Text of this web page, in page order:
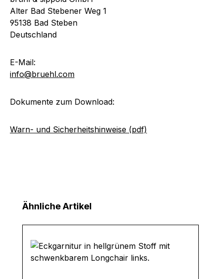
Alter Bad Stebener Weg 1
95138 Bad Steben
Deutschland
E-Mail:
info@bruehl.com
Dokumente zum Download:
Warn- und Sicherheitshinweise (pdf)
Produktgalerie überspringen
Ähnliche Artikel